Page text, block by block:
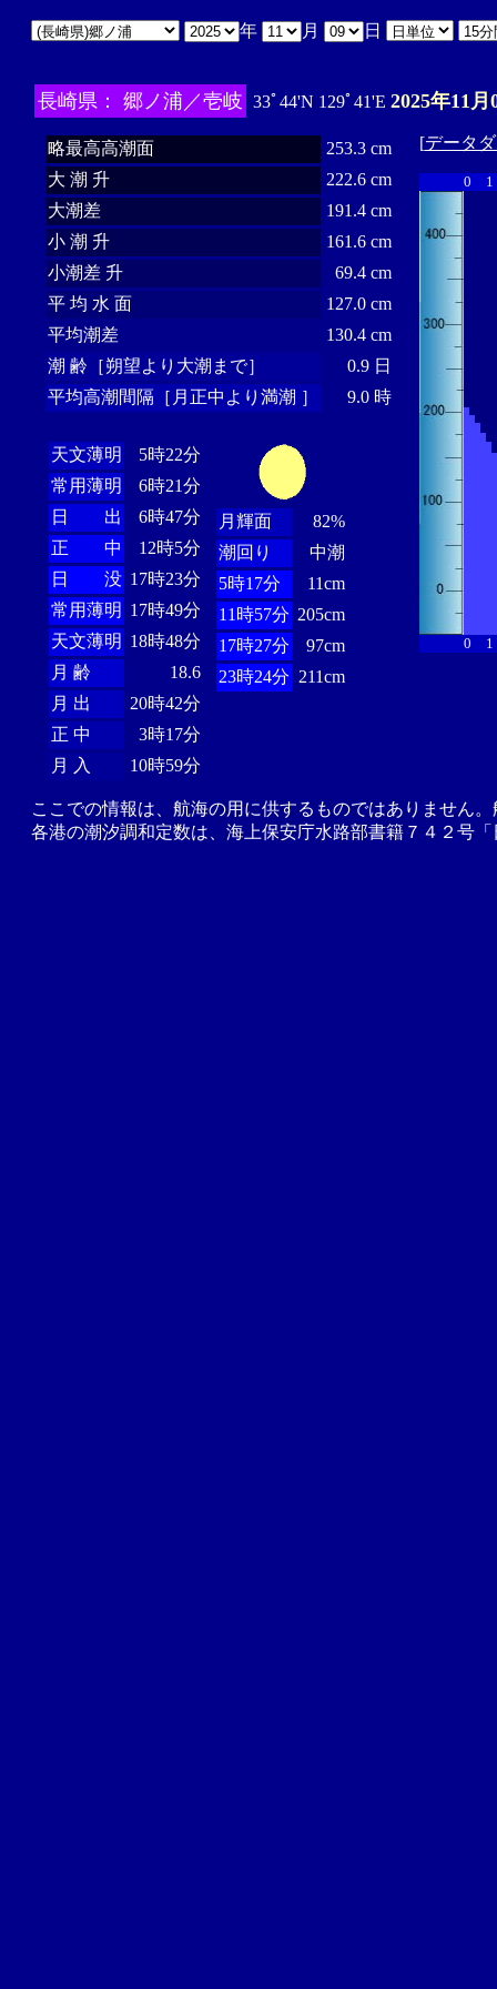
年 月 日
長崎県： 郷ノ浦／壱岐 33ﾟ44'N 129ﾟ41'E 2025年11月
略最高高潮面
253.3 cm
大 潮 升
222.6 cm
大潮差
191.4 cm
小 潮 升
161.6 cm
小潮差 升
69.4 cm
平 均 水 面
127.0 cm
平均潮差
130.4 cm
潮 齢［朔望より大潮まで］
0.9 日
平均高潮間隔［月正中より満潮 ］
9.0 時
天文薄明
5時22分
常用薄明
6時21分
日 出
6時47分
正 中
12時5分
日 没 17時23分
常用薄明 17時49分
天文薄明 18時48分
月 齢
18.6
月 出
20時42分
正 中
3時17分
月 入
10時59分
月輝面
82%
潮回り
中潮
5時17分
11cm
11時57分 205cm
17時27分
97cm
23時24分 211cm
[データ
0 1
0 1
ここでの情報は、航海の用に供するものではありません
各港の潮汐調和定数は、海上保安庁水路部書籍７４２号